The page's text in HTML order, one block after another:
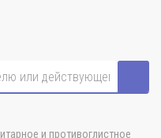
и противоглистное